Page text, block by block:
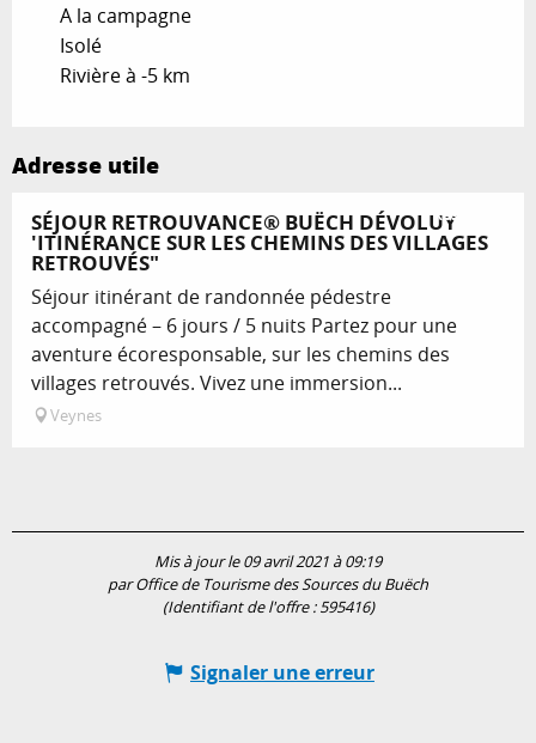
A la campagne
Isolé
Rivière à -5 km
Adresse utile
SÉJOUR RETROUVANCE® BUËCH DÉVOLUY
'ITINÉRANCE SUR LES CHEMINS DES VILLAGES
RETROUVÉS"
Séjour itinérant de randonnée pédestre
accompagné – 6 jours / 5 nuits Partez pour une
aventure écoresponsable, sur les chemins des
villages retrouvés. Vivez une immersion...
Veynes
Réservable
Mis à jour le 09 avril 2021 à 09:19
par Office de Tourisme des Sources du Buëch
(Identifiant de l'offre :595416)
Signaler une erreur